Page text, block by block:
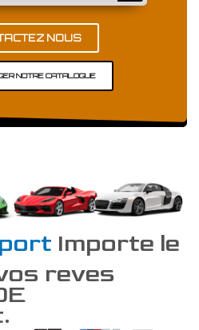
NOUS
NOTRE CATALOGUE
Importe le
reves